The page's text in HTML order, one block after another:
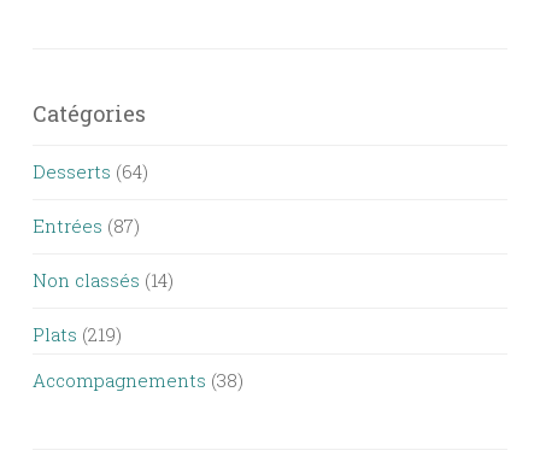
Catégories
Desserts (64)
Entrées (87)
Non classés (14)
Plats (219)
Accompagnements (38)